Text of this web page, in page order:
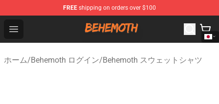
FREE shipping on orders over $100
Open menu
Behemoth Store - Official Behemoth Merchandise Shop
ホーム/Behemoth ログイン/Behemoth スウェットシャツ